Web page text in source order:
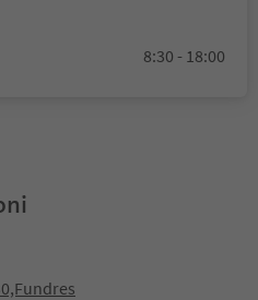
8:30 - 18:00